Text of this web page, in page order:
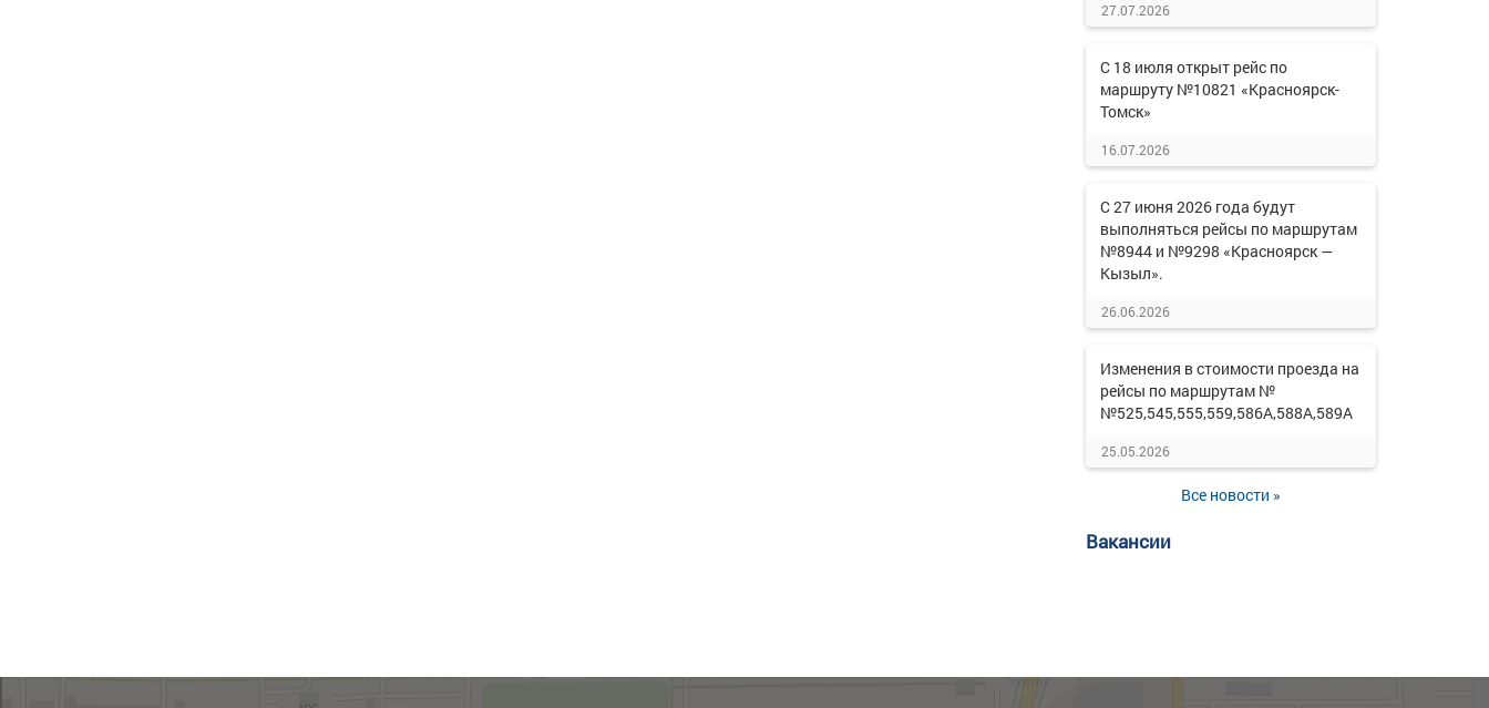
27.07.2026
С 18 июля открыт рейс по
маршруту №10821 «Красноярск-
Томск»
16.07.2026
С 27 июня 2026 года будут
выполняться рейсы по маршрутам
№8944 и №9298 «Красноярск —
Кызыл».
26.06.2026
Изменения в стоимости проезда на
рейсы по маршрутам №
№525,545,555,559,586А,588А,589А
25.05.2026
Все новости »
Вакансии